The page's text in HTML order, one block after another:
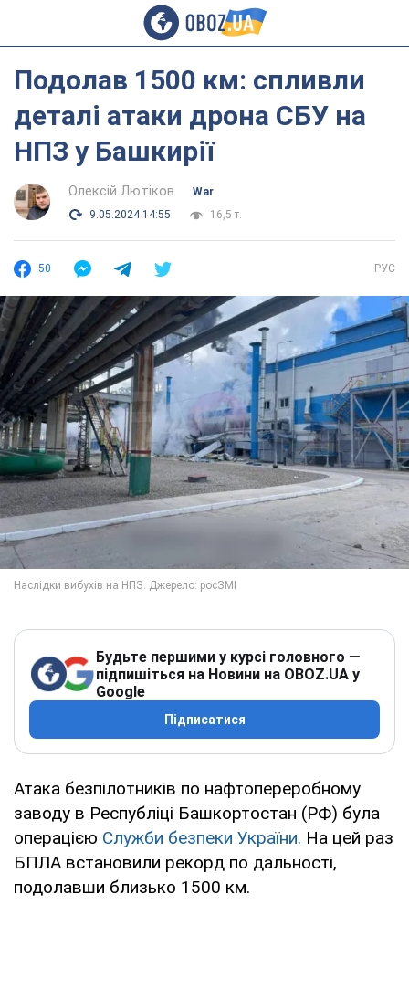
Подолав 1500 км: спливли
деталі атаки дрона СБУ на
НПЗ у Башкирії
Олексій Лютіков
War
9.05.2024 14:55
16,5 т.
50 РУС
Будьте першими у курсі головного —
підпишіться на Новини на OBOZ.UA у
Google
Підписатися
Атака безпілотників по нафтопереробному
заводу в Республіці Башкортостан (РФ) була
операцією Служби безпеки України. На цей раз
БПЛА встановили рекорд по дальності,
подолавши близько 1500 км.